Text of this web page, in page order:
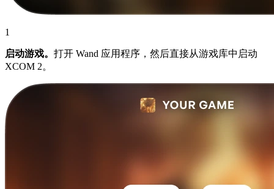
1
启动游戏。 打开 Wand 应用程序，然后直接从游戏库中启动
XCOM 2。